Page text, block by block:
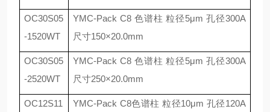
OC30S05
-1520WT
YMC-Pack C8 色谱柱 粒径5μm孔径300A
尺寸150×20.0mm
OC30S05
-2520WT
YMC-Pack C8 色谱柱 粒径5μm孔径300A
尺寸250×20.0mm
OC12S11
YMC-Pack C8色谱柱 粒径10μm 孔径120A